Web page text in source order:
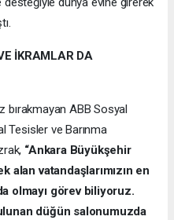
İKRAMLAR DA
bırakmayan ABB Sosyal
Tesisler ve Barınma
“Ankara Büyükşehir
alan vatandaşlarımızın en
olmayı görev biliyoruz.
düğün salonumuzda